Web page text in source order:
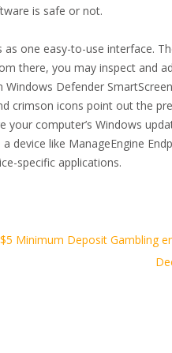
is safe or not.
one easy-to-use interface.
there, you may inspect and
Defender
crimson icons point out the
computer’s Windows
device like ManageEngine
specific applications.
$5 Minimum Deposit Gambling